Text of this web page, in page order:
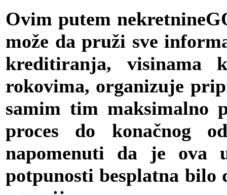
Ovim putem
može da pruži sve
kreditiranja, visinama
rokovima, organizuje
samim tim maksimalno
proces do konačnog
napomenuti da je ova
potpunosti besplatna